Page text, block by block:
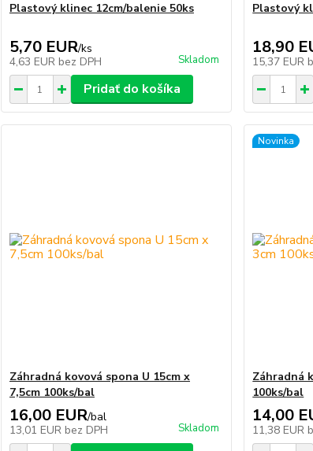
Plastový klinec 12cm/balenie 50ks
5,70 EUR/ks
4,63 EUR bez DPH Skladom
Pridať do košíka
Plastový
18,90
15,37 EUR
Záhradná kovová spona U 15cm x
7,5cm 100ks/bal
16,00 EUR/bal
13,01 EUR bez DPH Skladom
Novinka
Záhradná
100ks/bal
14,00
11,38 EUR